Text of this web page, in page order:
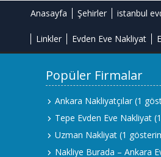
Anasayfa Şehirler istanbul
Linkler Evden Eve Nakliyat
Popüler Firmalar
Ankara Nakliyatçılar (1
Tepe Evden Eve Nakliyat
Uzman Nakliyat (1
Nakliye Burada – Ankara